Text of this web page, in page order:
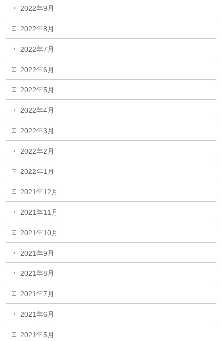
2022年9月
2022年8月
2022年7月
2022年6月
2022年5月
2022年4月
2022年3月
2022年2月
2022年1月
2021年12月
2021年11月
2021年10月
2021年9月
2021年8月
2021年7月
2021年6月
2021年5月